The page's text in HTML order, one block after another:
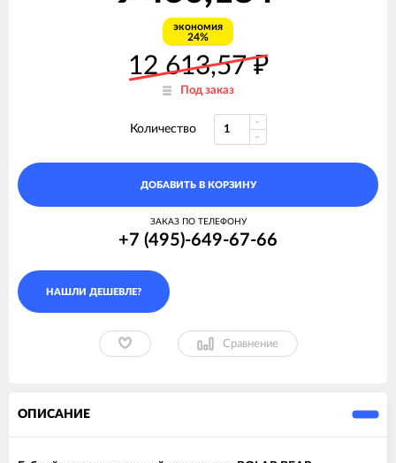
экономия
24%
12 613,57₽
Под заказ
Количество
ДОБАВИТЬ В КОРЗИНУ
ЗАКАЗ ПО ТЕЛЕФОНУ
+7 (495)-649-67-66
Сравнение
ОПИСАНИЕ